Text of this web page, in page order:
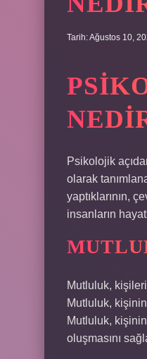
Tarih: Ağustos 10,
Psikolojik
olarak
yaptıklarının,
insanların
Mutluluk,
Mutluluk,
Mutluluk,
oluşmasını